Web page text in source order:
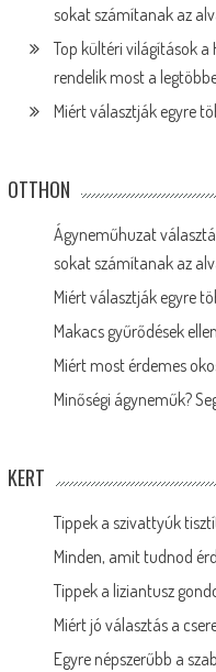
sokat számítanak az
Top kültéri világítások a
rendelik most a
Miért választják egyre
OTTHON
Ágyneműhuzat
sokat számítanak az
Miért választják egyre
Makacs gyűrődések
Miért most érdemes
Minőségi ágyneműk?
KERT
Tippek a szivattyúk
Minden, amit tudnod
Tippek a liziantusz
Miért jó választás a
Egyre népszerűbb a